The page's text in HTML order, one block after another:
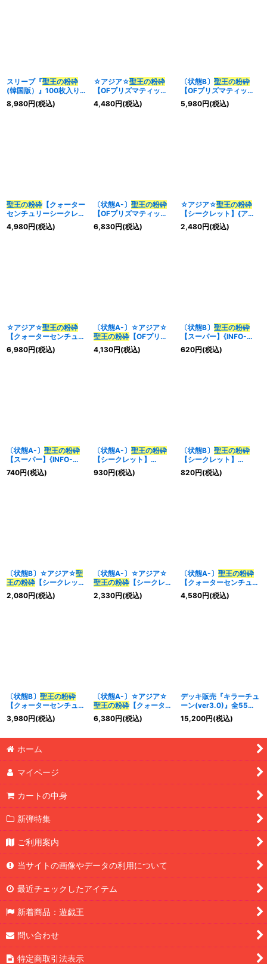
スリーブ『聖王の粉砕
(韓国版）』100枚入り
【-】{-}《スリーブ》
8,980円(税込)
☆アジア☆聖王の粉砕
【OFプリズマティック
シークレット】{アジア
LOSP-JP010}《罠》
4,480円(税込)
〔状態B〕 聖王の粉砕
【OFプリズマティック
シークレット】{LOSP-
JP010}《罠》
5,980円(税込)
聖王の粉砕 【クォーター
センチュリーシークレッ
ト】{INFO-JP078}
《罠》
4,980円(税込)
〔状態A-〕 聖王の粉砕
【OFプリズマティック
シークレット】{LOSP-
JP010}《罠》
6,830円(税込)
☆アジア☆聖王の粉砕
【シークレット】{アジ
アINFO-JP078}《罠》
2,480円(税込)
☆アジア☆聖王の粉砕
【クォーターセンチュリ
ーシークレット】{アジ
アINFO-JP078}《罠》
6,980円(税込)
〔状態A-〕☆アジア☆
聖王の粉砕【OFプリズ
マティックシークレッ
ト】{アジアLOSP-
4,130円(税込)
〔状態B〕 聖王の粉砕
【スーパー】{INFO-
JP078}《罠》
620円(税込)
〔状態A-〕 聖王の粉砕
【スーパー】{INFO-
JP078}《罠》
740円(税込)
〔状態A-〕 聖王の粉砕
【シークレット】
{INFO-JP078}《罠》
930円(税込)
〔状態B〕 聖王の粉砕
【シークレット】
{INFO-JP078}《罠》
820円(税込)
〔状態B〕☆アジア☆聖
王の粉砕 【シークレッ
ト】{アジアINFO-
JP078}《罠》
2,080円(税込)
〔状態A-〕☆アジア☆
聖王の粉砕【シークレッ
ト】{アジアINFO-
JP078}《罠》
2,330円(税込)
〔状態A-〕 聖王の粉砕
【クォーターセンチュリ
ーシークレット】
{INFO-JP078}《罠》
4,580円(税込)
〔状態B〕 聖王の粉砕
【クォーターセンチュリ
ーシークレット】
{INFO-JP078}《罠》
3,980円(税込)
〔状態A-〕☆アジア☆
聖王の粉砕【クォーター
センチュリーシークレッ
ト】{アジアINFO-
6,380円(税込)
デッキ販売『キラーチュ
ーン(ver3.0)』全55枚
【-】{-}《デッキ販売》
15,200円(税込)
ホーム
マイページ
カートの中身
新弾特集
ご利用案内
当サイトの画像やデータの利用について
最近チェックしたアイテム
新着商品：遊戯王
問い合わせ
特定商取引法表示